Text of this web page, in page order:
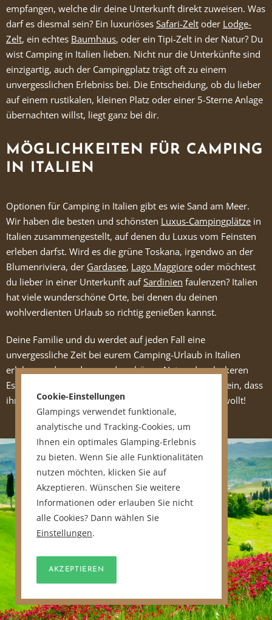
empfangen, welche dir deine Unterkunft direkt zuweisen. Was
darf es diesmal sein? Ein luxuriöses Safari-Zelt oder Lodge-
Zelt, ein echtes Baumhaus, oder ein Tipi-Zelt in der Natur? Du
wist Camping in Italien lieben. Nicht nur die Unterkünfte sind
einzigartig, auch der Campingplatz trägt oft zu einem
unvergesslichen Erlebniss bei. Die Entscheidung, ob du lieber
auf einem rustikalen, kleinen Platz oder einer 5-Sterne Anlage
übernachten willst, liegt ganz bei dir.
MÖGLICHKEITEN FÜR CAMPING
IN ITALIEN
Optionen für Camping in Italien gibt es wie Sand am Meer.
Wir haben die besten und schönsten Luxus-Campingplätze in
Italien zusammengestellt, auf denen du Luxus vom Feinsten
erleben darfst. Wird es die grüne Toskana, irgendwo an der
Blumenriviera, der Gardasee, Lago Maggiore oder möchtest
du lieber in einer Unterkunft aufSardinien faulenzen? Italien
hat viele wunderschöne Orte, bei denen du deinen
wohlverdienten Urlaub so richtig genießen kannst.
Deine Familie und du werdet auf jeden Fall eine
unvergessliche Zeit bei eurem Camping-Urlaub in Italien
erleben und von der wunderschönen Natur, dem leckeren
Essen und den freundlichen Menschen so fasziniert sein, dass
ihr im folgenden Jahr wieder dort hinreisen werden wollt!
Cookie-Einstellungen
Glampings verwendet funktionale,
analytische und Tracking-Cookies, um
Ihnen ein optimales Glamping-Erlebnis
zu bieten. Wenn Sie alle Funktionalitäten
nutzen möchten, klicken Sie auf
Akzeptieren. Wünschen Sie weitere
Informationen oder erlauben Sie nicht
alle Cookies? Dann wählen Sie
Einstellungen.
AKZEPTIEREN